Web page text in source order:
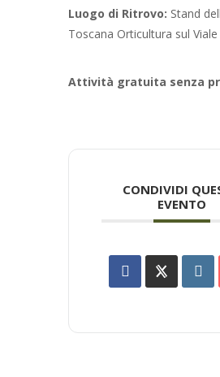
Luogo di Ritrovo: Stand
Toscana Orticultura sul Viale
Attività gratuita senza
CONDIVIDI
EVENTO